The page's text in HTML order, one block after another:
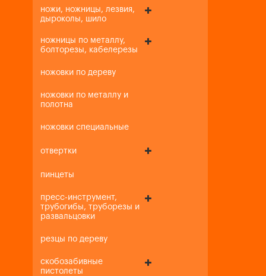
ножи, ножницы, лезвия,
дыроколы, шило
ножницы по металлу,
болторезы, кабелерезы
ножовки по дереву
ножовки по металлу и
полотна
ножовки специальные
отвертки
пинцеты
пресс-инструмент,
трубогибы, труборезы и
развальцовки
резцы по дереву
скобозабивные
пистолеты